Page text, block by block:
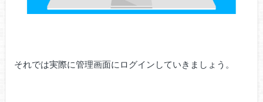
それでは実際に管理画面にログインしていきましょう。